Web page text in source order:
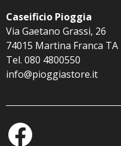
Caseificio Pioggia
Via Gaetano Grassi, 26
74015 Martina Franca TA
Tel. 080 4800550
info@pioggiastore.it